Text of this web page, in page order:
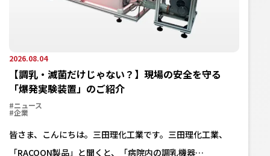
2026.08.04
【調乳・滅菌だけじゃない？】現場の安全を守る
「爆発実験装置」のご紹介
#ニュース
#企業
皆さま、こんにちは。三田理化工業です。三田理化工業、
「RACOON製品」と聞くと、「病院内の調乳機器…